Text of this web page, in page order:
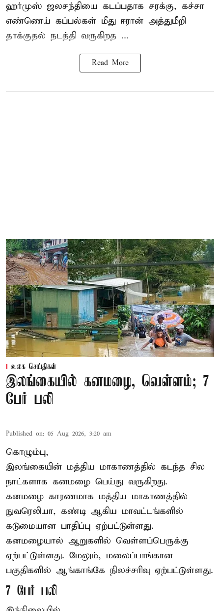
ஹர்முஸ் ஜலசந்தியை கடப்பதாக சரக்கு, கச்சா
எண்ணெய் கப்பல்கள் மீது ஈரான் அத்துமீறி
தாக்குதல் நடத்தி வருகிறத ...
Read More
உலக செய்திகள்
இலங்கையில் கனமழை, வெள்ளம்; 7
பேர் பலி
Published on: 05 Aug 2026, 3:20 am
கொழும்பு,
இலங்கையின் மத்திய மாகாணத்தில் கடந்த சில
நாட்களாக கனமழை பெய்து வருகிறது.
கனமழை காரணமாக மத்திய மாகாணத்தில்
நுவரெலியா, கண்டி ஆகிய மாவட்டங்களில்
கடுமையான பாதிப்பு ஏற்பட்டுள்ளது.
கனமழையால் ஆறுகளில் வெள்ளப்பெருக்கு
ஏற்பட்டுள்ளது. மேலும், மலைப்பாங்கான
பகுதிகளில் ஆங்காங்கே நிலச்சரிவு ஏற்பட்டுள்ளது.
7 பேர் பலி